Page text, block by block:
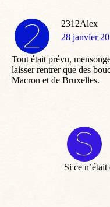
2312Alex
dit
28 janvier
Tout était prévu,
laisser rentrer que des
Macron et de Bruxelles.
Si ce